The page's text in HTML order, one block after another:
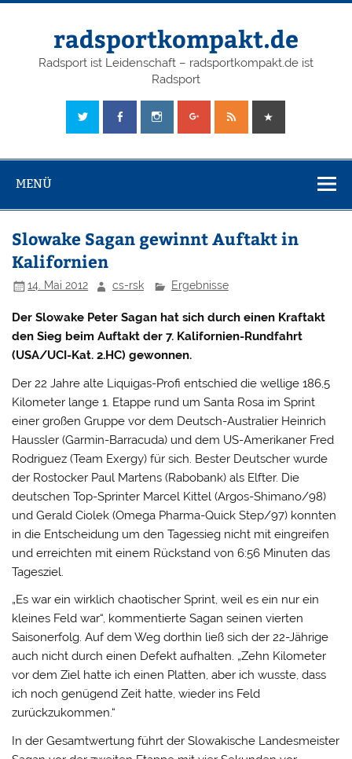
radsportkompakt.de
Radsport ist Leidenschaft – radsportkompakt.de ist
Radsport
MENÜ
Slowake Sagan gewinnt Auftakt in
Kalifornien
14. Mai 2012 cs-rsk Ergebnisse
Der Slowake Peter Sagan hat sich durch einen Kraftakt
den Sieg beim Auftakt der 7. Kalifornien-Rundfahrt
(USA/UCI-Kat. 2.HC) gewonnen.
Der 22 Jahre alte Liquigas-Profi entschied die wellige 186,5
Kilometer lange 1. Etappe rund um Santa Rosa im Sprint
einer großen Gruppe vor dem Deutsch-Australier Heinrich
Haussler (Garmin-Barracuda) und dem US-Amerikaner Fred
Rodriguez (Team Exergy) für sich. Bester Deutscher wurde
der Rostocker Paul Martens (Rabobank) als Elfter. Die
deutschen Top-Sprinter Marcel Kittel (Argos-Shimano/98)
und Gerald Ciolek (Omega Pharma-Quick Step/97) konnten
in die Entscheidung um den Tagessieg nicht mit eingreifen
und erreichten mit einem Rückstand von 6:56 Minuten das
Tagesziel.
„Es war ein wirklich chaotischer Sprint, weil es ein nur ein
kleines Feld war“, kommentierte Sagan seinen vierten
Saisonerfolg. Auf dem Weg dorthin ließ sich der 22-Jährige
auch nicht durch einen Defekt aufhalten. „Zehn Kilometer
vor dem Ziel hatte ich einen Platten, aber ich wusste, dass
ich noch genügend Zeit hatte, wieder ins Feld
zurückzukommen.“
In der Gesamtwertung führt der Slowakische Landesmeister